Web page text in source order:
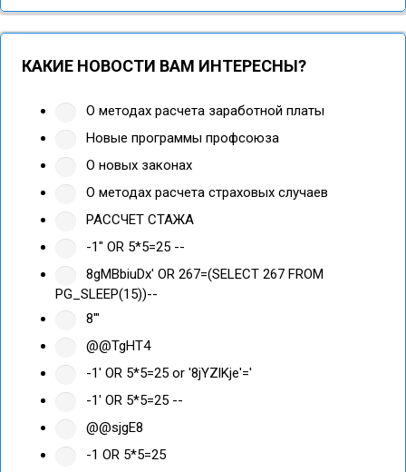
КАКИЕ НОВОСТИ ВАМ ИНТЕРЕСНЫ?
О методах расчета заработной платы
Новые программы профсоюза
О новых законах
О методах расчета страховых случаев
РАССЧЕТ СТАЖА
-1" OR 5*5=25 --
8gMBbiuDx' OR 267=(SELECT 267 FROM
PG_SLEEP(15))--
8'"
@@TgHT4
-1' OR 5*5=25 or '8jYZlKje'='
-1' OR 5*5=25 --
@@sjgE8
-1 OR 5*5=25